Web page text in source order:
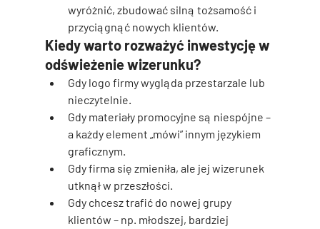
wyróżnić, zbudować silną tożsamość i
przyciągnąć nowych klientów.
Kiedy warto rozważyć inwestycję w
odświeżenie wizerunku?
Gdy logo firmy wygląda przestarzale lub
nieczytelnie.
Gdy materiały promocyjne są niespójne –
a każdy element „mówi” innym językiem
graficznym.
Gdy firma się zmieniła, ale jej wizerunek
utknął w przeszłości.
Gdy chcesz trafić do nowej grupy
klientów – np. młodszej, bardziej